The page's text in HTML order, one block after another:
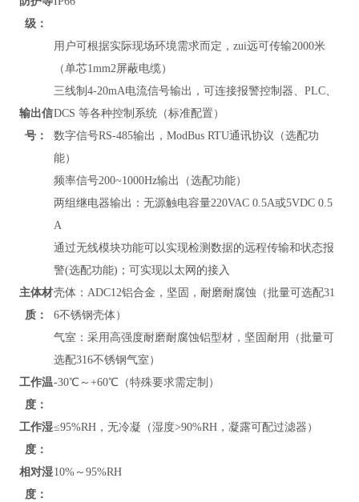
级：
输出信
号：
用户可根据实际现场环境需求而定，zui远可传输2000米
（单芯1mm2屏蔽电缆）
三线制4-20mA电流信号输出，可连接报警控制器、PLC、
DCS 等各种控制系统（标准配置）
数字信号RS-485输出， ModBus RTU通讯协议 （选配功
能）
频率信号200~1000Hz输出（选配功能）
两组继电器输出：无源触电容量220VAC 0.5A或5VDC 0.5
A
通过无线模块功能可以实现检测数据的远程传输和状态报
警(选配功能)；可实现以太网的接入
主体材
质：
壳体：ADC12铝合金，坚固，耐磨耐腐蚀（批量可选配31
6不锈钢壳体）
气室：采用高强度耐磨耐腐蚀铝型材，坚固耐用（批量可
选配316不锈钢气室）
工作温
度：
-30℃～+60℃（特殊要求需定制）
工作湿
度：
≤95%RH，无冷凝（湿度>90%RH，凝露可配过滤器）
相对湿
度：
10%～95%RH